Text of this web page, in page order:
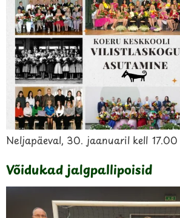
Neljapäeval, 30. jaanuaril kell 17.00
Võidukad jalgpallipoisid